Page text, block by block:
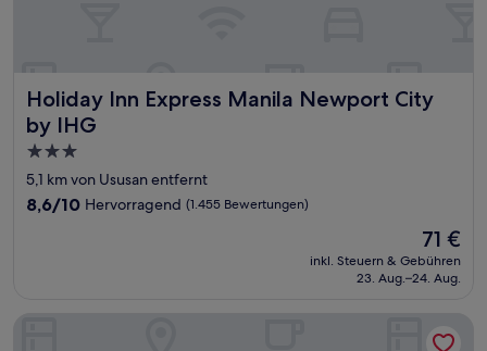
Holiday Inn Express Manila Newport City
by IHG
Holiday Inn Express Manila Newport City by IHG
3.0-
Sterne-
Unterkunft
5,1 km von Ususan entfernt
8.6
8,6/10 Hervorragend (1.455 Bewertungen)
Der
Preis
beträgt
71 €
inkl. Steuern & Gebühren
23. Aug.–24. Aug.